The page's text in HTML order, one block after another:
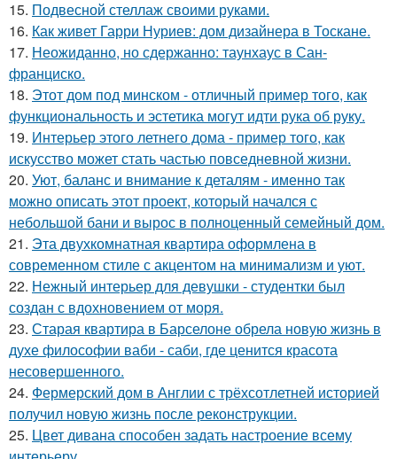
15. Подвесной стеллаж своими руками.
16. Как живет Гарри Нуриев: дом дизайнера в Тоскане.
17. Неожиданно, но сдержанно: таунхаус в Сан-
франциско.
18. Этот дом под минском - отличный пример того, как
функциональность и эстетика могут идти рука об руку.
19. Интерьер этого летнего дома - пример того, как
искусство может стать частью повседневной жизни.
20. Уют, баланс и внимание к деталям - именно так
можно описать этот проект, который начался с
небольшой бани и вырос в полноценный семейный дом.
21. Эта двухкомнатная квартира оформлена в
современном стиле с акцентом на минимализм и уют.
22. Нежный интерьер для девушки - студентки был
создан с вдохновением от моря.
23. Старая квартира в Барселоне обрела новую жизнь в
духе философии ваби - саби, где ценится красота
несовершенного.
24. Фермерский дом в Англии с трёхсотлетней историей
получил новую жизнь после реконструкции.
25. Цвет дивана способен задать настроение всему